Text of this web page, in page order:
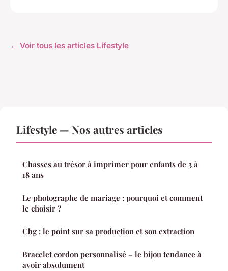
← Voir tous les articles Lifestyle
Lifestyle — Nos autres articles
Chasses au trésor à imprimer pour enfants de 3 à
18 ans
Le photographe de mariage : pourquoi et comment
le choisir ?
Cbg : le point sur sa production et son extraction
Bracelet cordon personnalisé – le bijou tendance à
avoir absolument